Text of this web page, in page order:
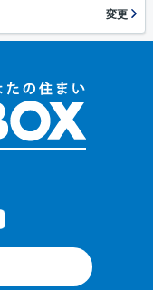
変更